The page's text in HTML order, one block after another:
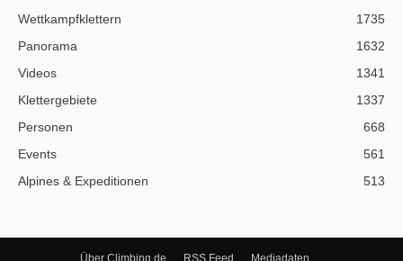
Wettkampfklettern
1735
Panorama
1632
Videos
1341
Klettergebiete
1337
Personen
668
Events
561
Alpines & Expeditionen
513
Über Climbing.de RSS Feed Mediadaten